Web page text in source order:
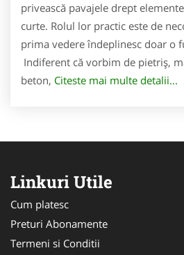
privească pavajele drept
curte. Rolul lor practic este de
prima vedere îndeplinesc doar o
Indiferent că vorbim de pietriș,
beton, Citeste mai multe detalii...
Linkuri Utile
Cum platesc
Preturi Abonamente
Termeni si Conditii